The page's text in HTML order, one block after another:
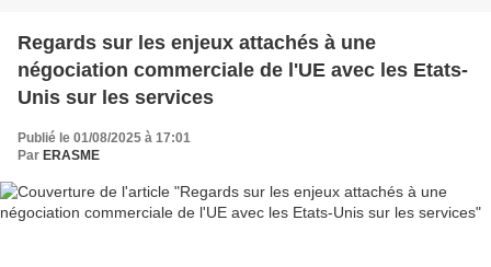
Regards sur les enjeux attachés à une
négociation commerciale de l'UE avec les Etats-
Unis sur les services
Publié le 01/08/2025 à 17:01
Par ERASME